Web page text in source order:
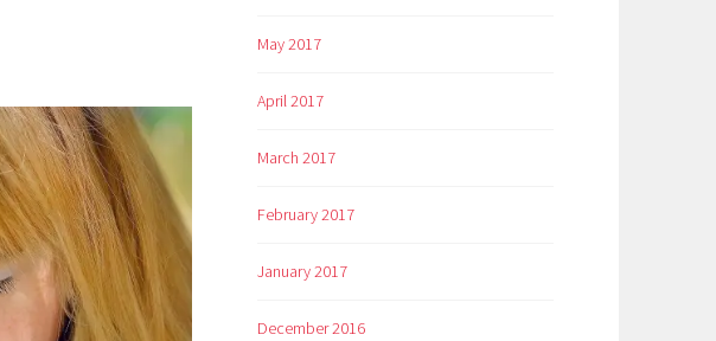
May 2017
April 2017
March 2017
February 2017
January 2017
December 2016